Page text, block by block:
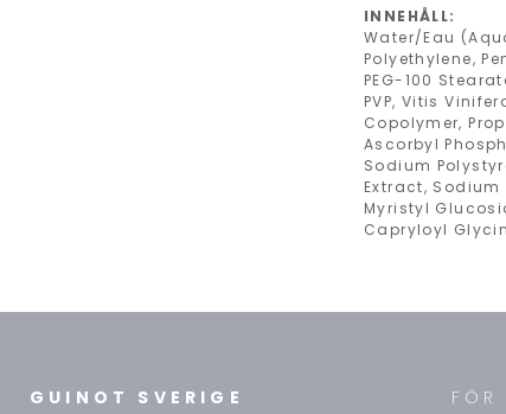
INNEHÅLL:
Water/Eau
Polyethylene,
PEG-100
PVP, Vitis
Copolymer,
Ascorbyl
Sodium
Extract,
Myristyl
Capryloyl
GUINOT SVERIGE
FÖR